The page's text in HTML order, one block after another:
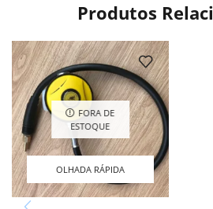
Produtos
FORA DE
ESTOQUE
OLHADA RÁPIDA